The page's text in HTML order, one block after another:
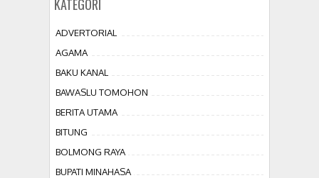
KATEGORI
ADVERTORIAL
AGAMA
BAKU KANAL
BAWASLU TOMOHON
BERITA UTAMA
BITUNG
BOLMONG RAYA
BUPATI MINAHASA